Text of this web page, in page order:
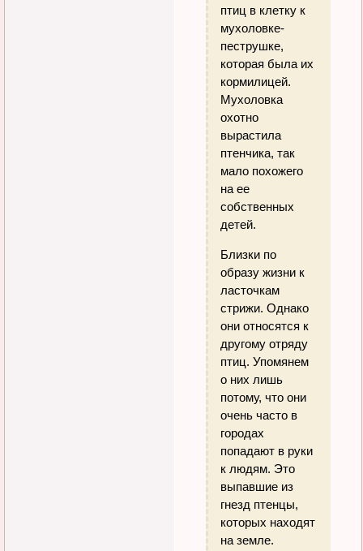
птиц в клетку к
мухоловке-
пеструшке,
которая была их
кормилицей.
Мухоловка
охотно
вырастила
птенчика, так
мало похожего
на ее
собственных
детей.
Близки по
образу жизни к
ласточкам
стрижи. Однако
они относятся к
другому отряду
птиц. Упомянем
о них лишь
потому, что они
очень часто в
городах
попадают в руки
к людям. Это
выпавшие из
гнезд птенцы,
которых находят
на земле.